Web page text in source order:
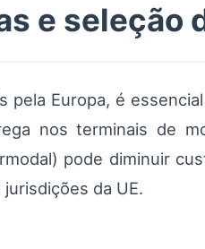
e seleção
Europa, é
nos terminais de
pode diminuir
da UE.